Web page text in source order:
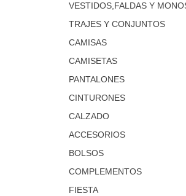
VESTIDOS,FALDAS Y
TRAJES Y CONJUNTOS
CAMISAS
CAMISETAS
PANTALONES
CINTURONES
CALZADO
ACCESORIOS
BOLSOS
COMPLEMENTOS
FIESTA